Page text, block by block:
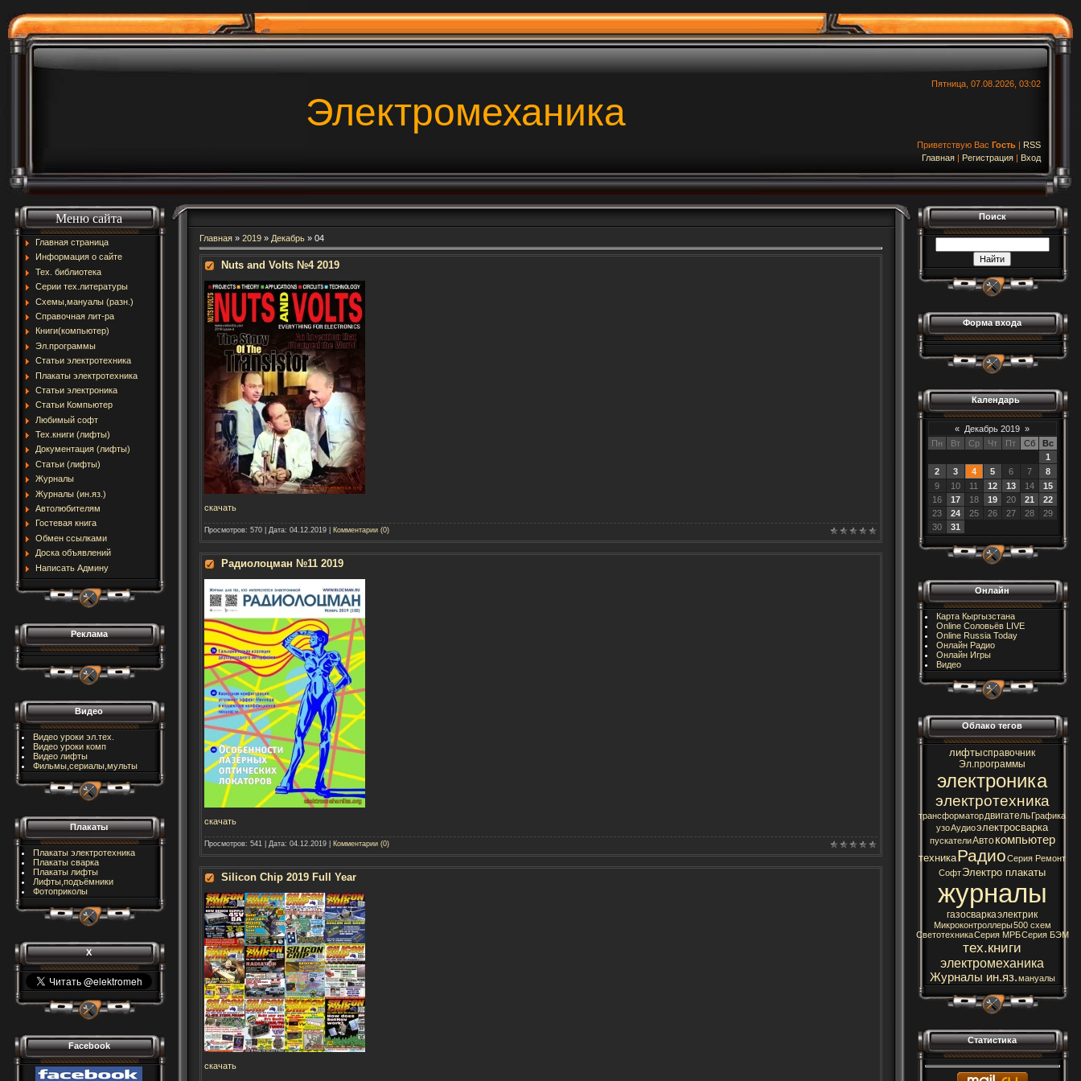
Пятница, 07.08.2026, 03:02
Электромеханика
Приветствую Вас Гость | RSS
Главная | Регистрация | Вход
Меню сайта
Главная страница
Информация о сайте
Тех. библиотека
Серии тех.литературы
Схемы,мануалы (разн.)
Справочная лит-ра
Книги(компьютер)
Эл.программы
Статьи электротехника
Плакаты электротехника
Статьи электроника
Статьи Компьютер
Любимый софт
Тех.книги (лифты)
Документация (лифты)
Статьи (лифты)
Журналы
Журналы (ин.яз.)
Автолюбителям
Гостевая книга
Обмен ссылками
Доска объявлений
Написать Админу
Реклама
Видео
Видео уроки эл.тех.
Видео уроки комп
Видео лифты
Фильмы,сериалы,мульты
Плакаты
Плакаты электротехника
Плакаты сварка
Плакаты лифты
Лифты,подъёмники
Фотоприколы
X
Facebook
Главная» 2019 » Декабрь » 04
Nuts and Volts №4 2019
скачать
Просмотров: 570| Дата: 04.12.2019 Комментарии (0)
Радиолоцман №11 2019
скачать
Просмотров: 541 Дата: 04.12.2019 Комментарии (0)
Silicon Chip 2019 Full Year
скачать
Поиск
Форма входа
Календарь
« Декабрь 2019 »
Пн
Вт Ср Чт Пт Сб
Вс
1
2
3 4 5 6 7
8
9
10 11 12 13 14
15
16
17 18 19 20 21
22
23
24 25 26 27 28
29
30
31
Онлайн
Карта Кыргызстана
Online Соловьёв LIVE
Online Russia Today
Онлайн Радио
Онлайн Игры
Видео
Облако тегов
лифтысправочник
Эл.программы
электроника
электротехника
трансформатордвигательГрафика
узоАудиоэлектросварка
пускателиАвтокомпьютер
техникаРадиоСерия Ремонт
СофтЭлектро плакаты
журналы
газосваркаэлектрик
Микроконтроллеры500 схем
СветотехникаСерия МРБСерия БЭМ
тех.книги
электромеханика
Журналы ин.яз.мануалы
Статистика